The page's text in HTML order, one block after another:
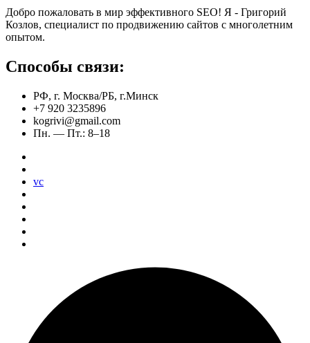
Добро пожаловать в мир эффективного SEO! Я - Григорий
Козлов, специалист по продвижению сайтов с многолетним
опытом.
Способы связи:
РФ, г. Москва/РБ, г.Минск
+7 920 3235896
kogrivi@gmail.com
Пн. — Пт.: 8–18
vc